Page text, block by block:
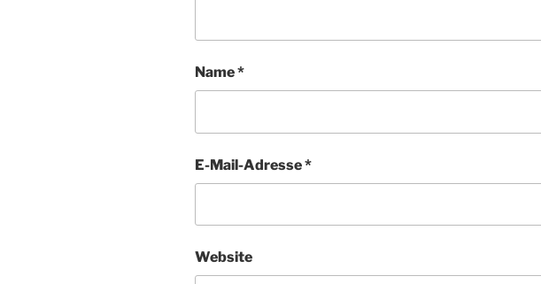
Name*
E-Mail-Adresse*
Website